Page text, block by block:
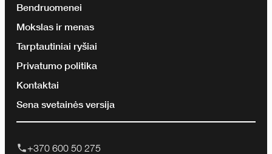
Bendruomenei
Mokslas ir menas
Tarptautiniai ryšiai
Privatumo politika
Kontaktai
Sena svetainės versija
+370 600 50 275